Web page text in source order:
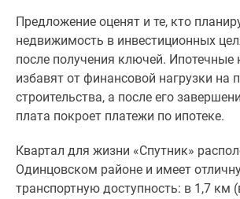
Военная
ипотека
Банки
программы
Медиа
недвижимости
Мнение
эксперта
Предложение оценят и те, кто
недвижимость в инвестиционных
после получения ключей. Ипотечные
избавят от финансовой нагрузки на
строительства, а после его
плата покроет платежи по ипотеке.
Квартал для жизни «Спутник»
Одинцовском районе и имеет
транспортную доступность: в 1,7 км